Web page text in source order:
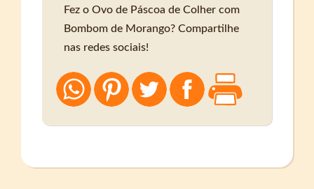
Fez o Ovo de Páscoa de Colher com
Bombom de Morango? Compartilhe
nas redes sociais!